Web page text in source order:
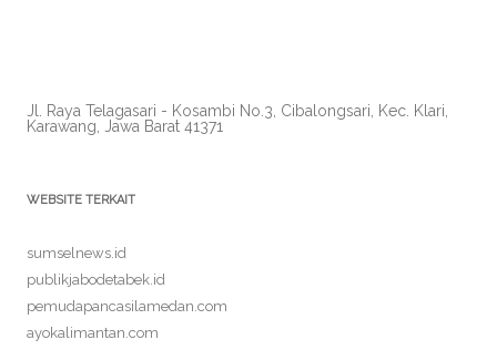
Jl. Raya Telagasari - Kosambi No.3, Cibalongsari, Kec. Klari,
Karawang, Jawa Barat 41371
WEBSITE TERKAIT
sumselnews.id
publikjabodetabek.id
pemudapancasilamedan.com
ayokalimantan.com